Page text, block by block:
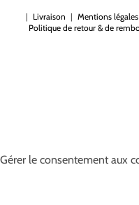
| Livraison | Mentions légales
Politique de retour & de
Gérer le consentement aux